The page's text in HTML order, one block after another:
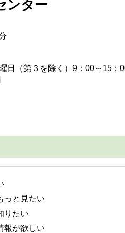
ンター
日（第３を除く）9：00～15：
っと見たい
りたい
報が欲しい